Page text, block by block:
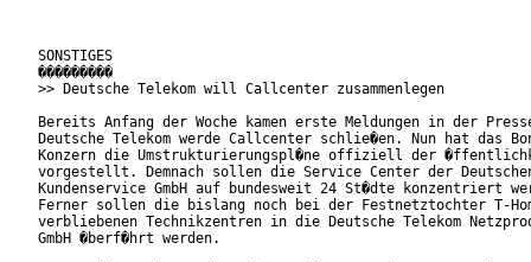
SONSTIGES
���������
>> Deutsche Telekom will Callcenter zusammenlegen
Bereits Anfang der Woche kamen erste Meldungen in der
Deutsche Telekom werde Callcenter schlie�en. Nun hat das
Konzern die Umstrukturierungspl�ne offiziell der
vorgestellt. Demnach sollen die Service Center der
Kundenservice GmbH auf bundesweit 24 St�dte konzentriert
Ferner sollen die bislang noch bei der Festnetztochter T-
verbliebenen Technikzentren in die Deutsche Telekom
GmbH �berf�hrt werden.